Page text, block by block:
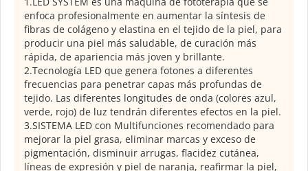
enfoca profesionalmente en aumentar la síntesis de
fibras de colágeno y elastina en el tejido de la piel, para
producir una piel más saludable, de curación más
rápida, de apariencia más joven y brillante.
2.Tecnología LED que genera fotones a diferentes
frecuencias para penetrar capas más profundas de
tejido. Las diferentes longitudes de onda (colores azul,
verde, rojo) de luz tendrán diferentes efectos en la piel.
3.SISTEMA LED con Multifunciones recomendado para
mejorar la piel grasa, eliminar marcas y exceso de
pigmentación, disminuir arrugas, flacidez cutánea,
líneas de expresión y piel de naranja, reafirmar la piel,